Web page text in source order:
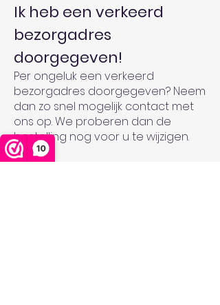
10
Ik heb een verkeerd
bezorgadres
doorgegeven!
Per ongeluk een verkeerd
bezorgadres doorgegeven? Neem
dan zo snel mogelijk contact met
ons op. We proberen dan de
bestelling nog voor u te wijzigen.